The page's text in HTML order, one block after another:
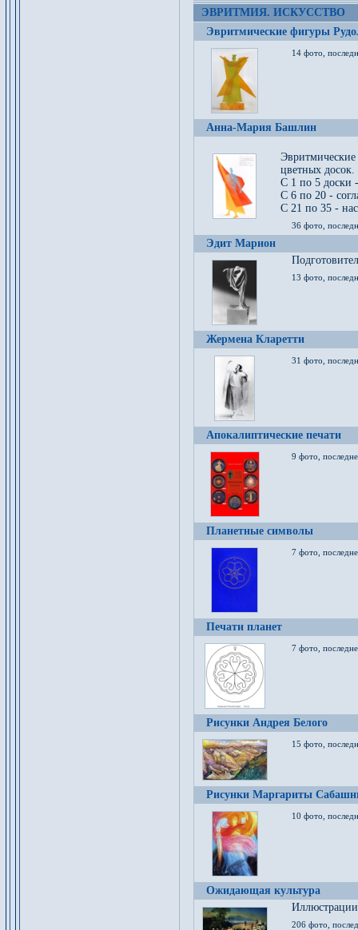
ЭВРИТМИЯ. ИСКУССТВО
Эвритмические фигуры
14 фото,
Анна-Мария Башлин
цветных досок.
С 1 по 5 доски
С 6 по 20 -
С 21 по 35 -
36 фото,
Эдит Марион
13 фото,
Жермена Кларетти
31 фото,
Апокалиптические печати
9 фото,
Планетные символы
7 фото,
Печати планет
7 фото,
Рисунки Андрея Белого
15 фото,
Рисунки Маргариты
10 фото,
Ожидающая культура
206 фото,